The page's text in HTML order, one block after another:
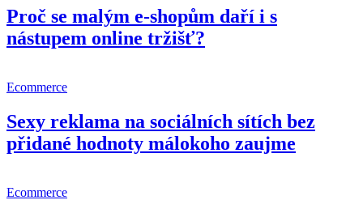
Proč se malým e-shopům daří i s
nástupem online tržišť?
Ecommerce
Sexy reklama na sociálních sítích bez
přidané hodnoty málokoho zaujme
Ecommerce